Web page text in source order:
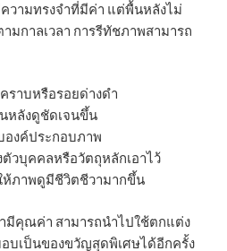
วามทรงจำที่มีค่า แต่พื้นหลังไม่
มกาลเวลา การรีทัชภาพสามารถ
ราบหรือรอยด่างดำ
หลังดูชัดเจนขึ้น
องค์ประกอบภาพ
วบุคคลหรือวัตถุหลักเอาไว้
ห้ภาพดูมีชีวิตชีวามากขึ้น
มีคุณค่า สามารถนำไปใช้ตกแต่ง
บเป็นของขวัญสุดพิเศษได้อีกครั้ง